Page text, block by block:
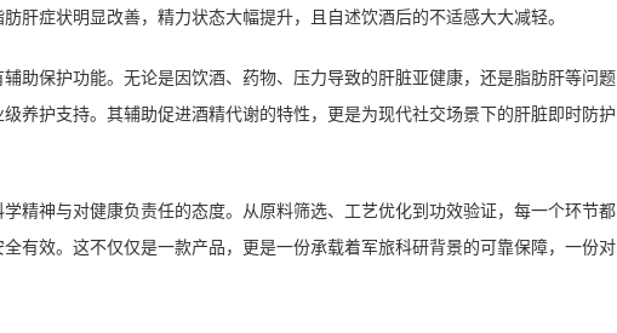
肝症状明显改善，精力状态大幅提升，且自述饮酒后的不适感大大减轻。
助保护功能。无论是因饮酒、药物、压力导致的肝脏亚健康，还是脂肪肝等问题
养护支持。其辅助促进酒精代谢的特性，更是为现代社交场景下的肝脏即时防护
精神与对健康负责任的态度。从原料筛选、工艺优化到功效验证，每一个环节都
有效。这不仅仅是一款产品，更是一份承载着军旅科研背景的可靠保障，一份对